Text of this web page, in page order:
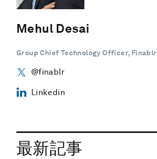
Mehul Desai
Group Chief Technology Officer, Finablr
@finablr
Linkedin
最新記事